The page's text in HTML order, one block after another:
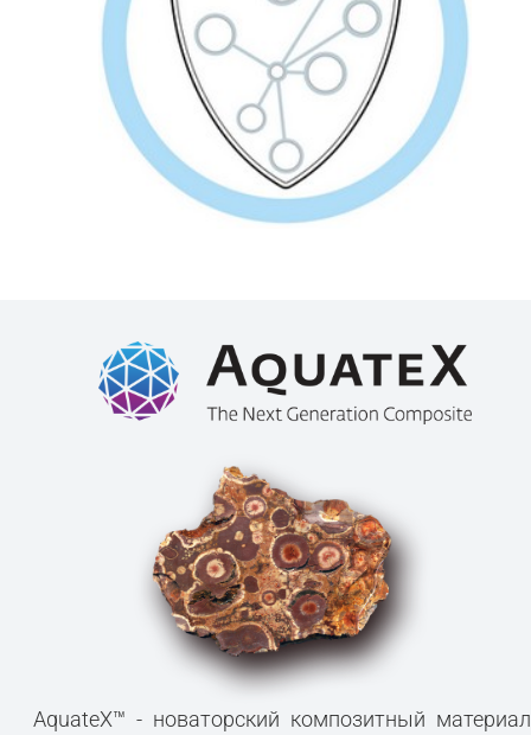
AquateX™ - новаторский композитный материал